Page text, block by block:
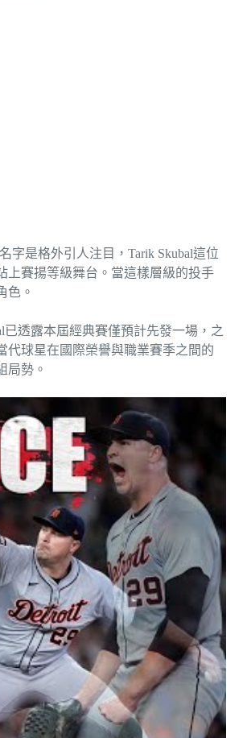
字是格外引人注目，Tarik Skubal這位
上賽揚等級舞台。當這樣層級的投手
色。
透露本屆經典賽僅預計先發一場，之
代球星在國際榮譽與職業賽季之間的
局勢。